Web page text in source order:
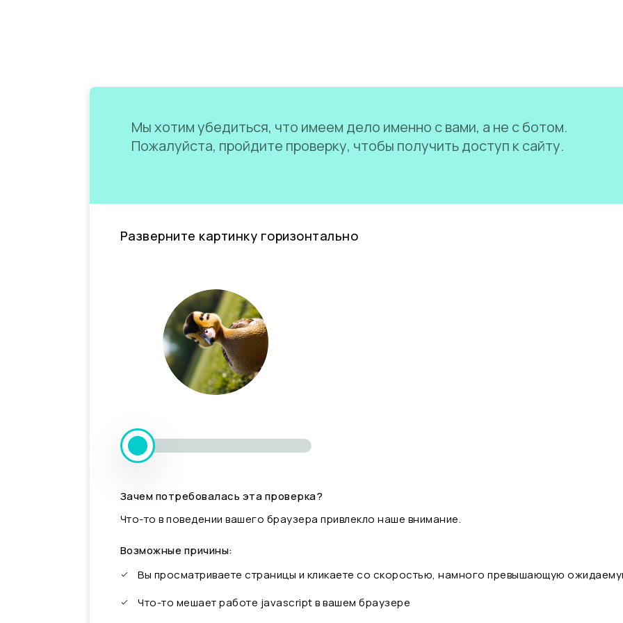
Мы хотим убедиться, что имеем дело именно с вами, а не с ботом.
Пожалуйста, пройдите проверку, чтобы получить доступ к сайту.
Разверните картинку горизонтально
Зачем потребовалась эта проверка?
Что-то в поведении вашего браузера привлекло наше внимание.
Возможные причины:
Вы просматриваете страницы и кликаете со скоростью, намного превышающую
Что-то мешает работе javascript в вашем браузере